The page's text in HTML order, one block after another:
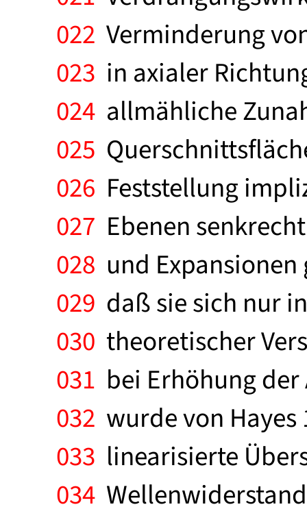
022 Verminderung
023 in axialer
024 allmähliche
025
026 Feststellung
027 Ebenen
028 und
029 daß sie sich nur
030 theoretischer
031 bei Erhöhung
032 wurde von
033 linearisierte
034